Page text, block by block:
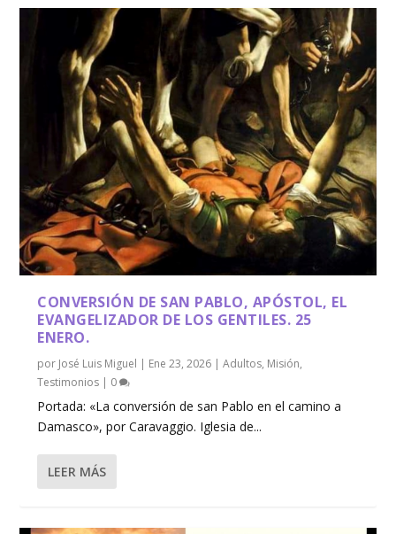
CONVERSIÓN DE SAN PABLO, APÓSTOL, EL
EVANGELIZADOR DE LOS GENTILES. 25
ENERO.
por José Luis Miguel | Ene 23, 2026 |Adultos, Misión,
Testimonios | 0
Portada: «La conversión de san Pablo en el camino a
Damasco», por Caravaggio. Iglesia de...
LEER MÁS